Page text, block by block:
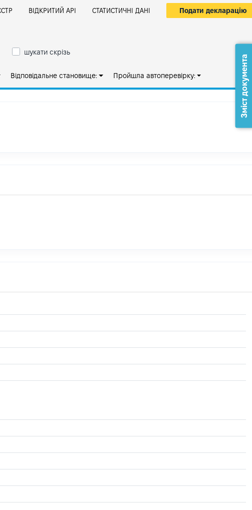
ВІДКРИТИЙ АРІ СТАТИСТИЧНІ ДАНІ Подати декларацію
шукати скрізь
Відповідальне становище: Пройшла автоперевірку: Зміст документа